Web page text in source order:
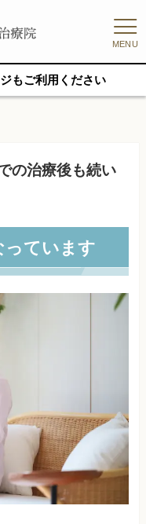
MENU
もご利用ください
の治療後も続い
ています